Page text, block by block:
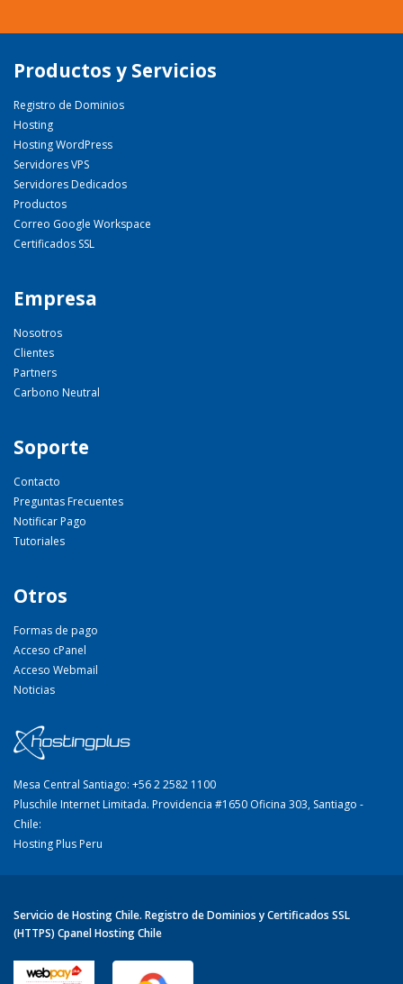
Productos y Servicios
Registro de Dominios
Hosting
Hosting WordPress
Servidores VPS
Servidores Dedicados
Productos
Correo Google Workspace
Certificados SSL
Empresa
Nosotros
Clientes
Partners
Carbono Neutral
Soporte
Contacto
Preguntas Frecuentes
Notificar Pago
Tutoriales
Otros
Formas de pago
Acceso cPanel
Acceso Webmail
Noticias
Mesa Central Santiago: +56 2 2582 1100
Pluschile Internet Limitada. Providencia #1650 Oficina 303, Santiago -
Chile:
Hosting Plus Peru
Servicio de Hosting Chile. Registro de Dominios y Certificados SSL
(HTTPS) Cpanel Hosting Chile